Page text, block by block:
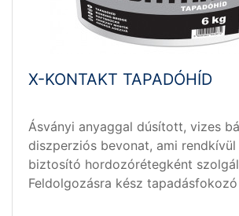
X-KONTAKT TAPADÓHÍD
Ásványi anyaggal dúsított, vizes
diszperziós bevonat, ami
biztosító hordozórétegként
Feldolgozásra kész